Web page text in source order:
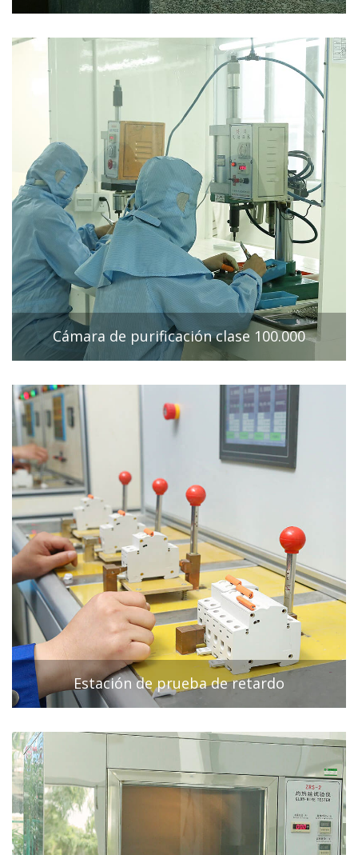
Cámara de purificación clase 100.000
Estación de prueba de retardo